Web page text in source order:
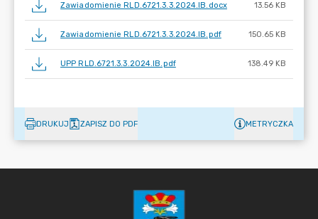
Zawiadomienie RLD.6721.3.3.2024.IB.docx 13.56 KB
Zawiadomienie RLD.6721.3.3.2024.IB.pdf 150.65 KB
UPP RLD.6721.3.3.2024.IB.pdf 138.49 KB
DRUKUJ ZAPISZ DO PDF METRYCZKA